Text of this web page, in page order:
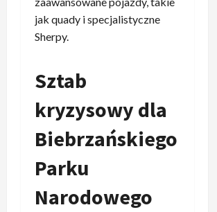
jak quady i specjalistyczne
Sherpy.
Sztab
kryzysowy dla
Biebrzańskiego
Parku
Narodowego